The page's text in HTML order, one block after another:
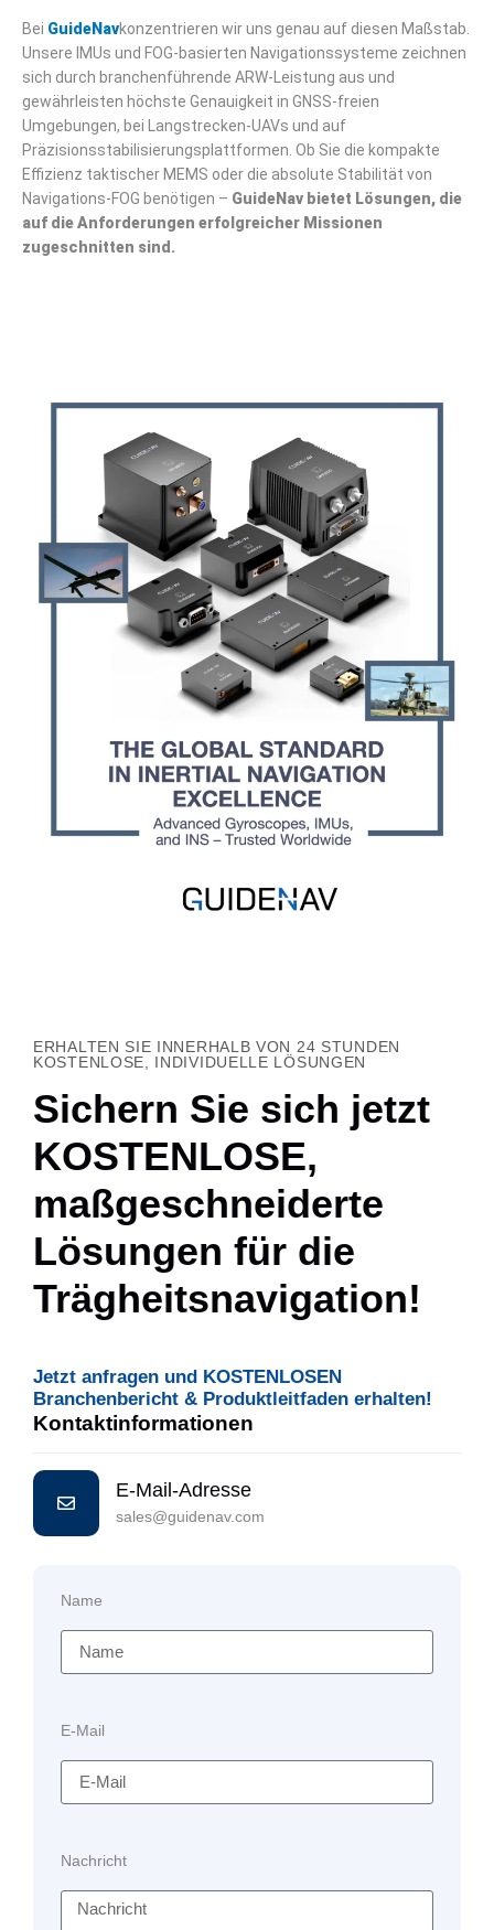
Bei GuideNavkonzentrieren wir uns genau auf diesen Maßstab.
Unsere IMUs und FOG-basierten Navigationssysteme zeichnen
sich durch branchenführende ARW-Leistung aus und
gewährleisten höchste Genauigkeit in GNSS-freien
Umgebungen, bei Langstrecken-UAVs und auf
Präzisionsstabilisierungsplattformen. Ob Sie die kompakte
Effizienz taktischer MEMS oder die absolute Stabilität von
Navigations-FOG benötigen – GuideNav bietet Lösungen, die
auf die Anforderungen erfolgreicher Missionen
zugeschnitten sind.
ERHALTEN SIE INNERHALB VON 24 STUNDEN
KOSTENLOSE, INDIVIDUELLE LÖSUNGEN
Sichern Sie sich jetzt
KOSTENLOSE,
maßgeschneiderte
Lösungen für die
Trägheitsnavigation!
Jetzt anfragen und KOSTENLOSEN
Branchenbericht & Produktleitfaden erhalten!
Kontaktinformationen
E-Mail-Adresse
sales@guidenav.com
Name
E-Mail
Nachricht